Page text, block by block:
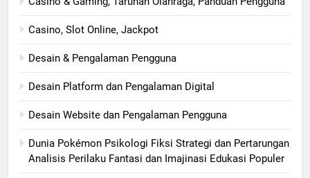
Casino, Slot Online, Jackpot
Desain & Pengalaman Pengguna
Desain Platform dan Pengalaman Digital
Desain Website dan Pengalaman Pengguna
Dunia Pokémon Psikologi Fiksi Strategi dan Pertarungan
Analisis Perilaku Fantasi dan Imajinasi Edukasi Populer